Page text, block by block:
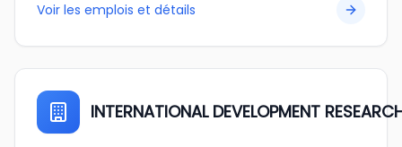
Voir les emplois et détails
INTERNATIONAL DEVELOPMENT